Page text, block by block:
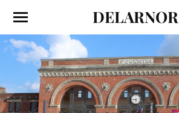
DELARNOR